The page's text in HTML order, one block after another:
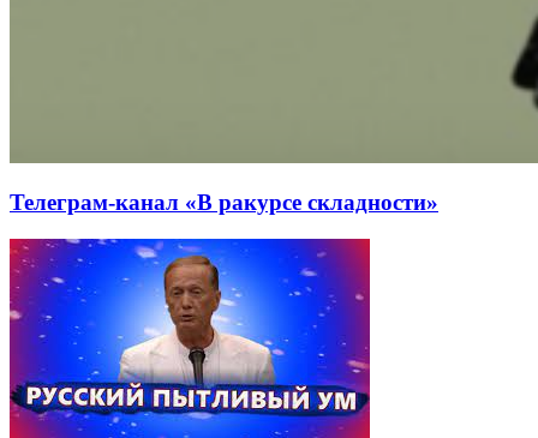
Телеграм-канал «В ракурсе складности»